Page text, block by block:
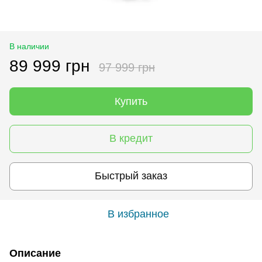
В наличии
89 999 грн 97 999 грн
Купить
В кредит
Быстрый заказ
В избранное
Описание